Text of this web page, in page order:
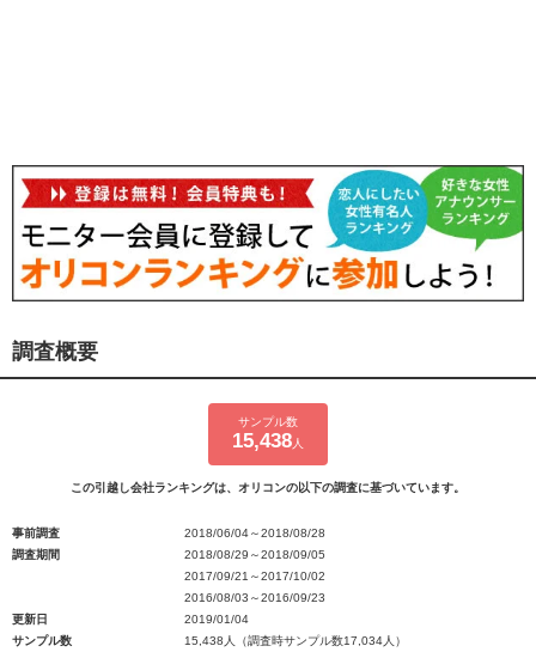
調査概要
サンプル数
15,438 人
この引越し会社ランキングは、オリコンの以下の調査に基づいています。
事前調査
2018/06/04～2018/08/28
調査期間
2018/08/29～2018/09/05
2017/09/21～2017/10/02
2016/08/03～2016/09/23
更新日
2019/01/04
サンプル数
15,438人（調査時サンプル数17,034人）